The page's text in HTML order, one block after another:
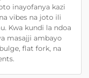
inayofanya kazi
vibes na joto ili
Kwa kundi la ndoa
masajji ambayo
flat fork, na